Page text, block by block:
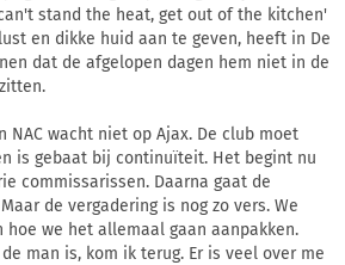
stand the heat, get out of the kitchen'
en dikke huid aan te geven, heeft in De
dat de afgelopen dagen hem niet in de
NAC wacht niet op Ajax. De club moet
is gebaat bij continuïteit. Het begint nu
commissarissen. Daarna gaat de
de vergadering is nog zo vers. We
we het allemaal gaan aanpakken.
man is, kom ik terug. Er is veel over me